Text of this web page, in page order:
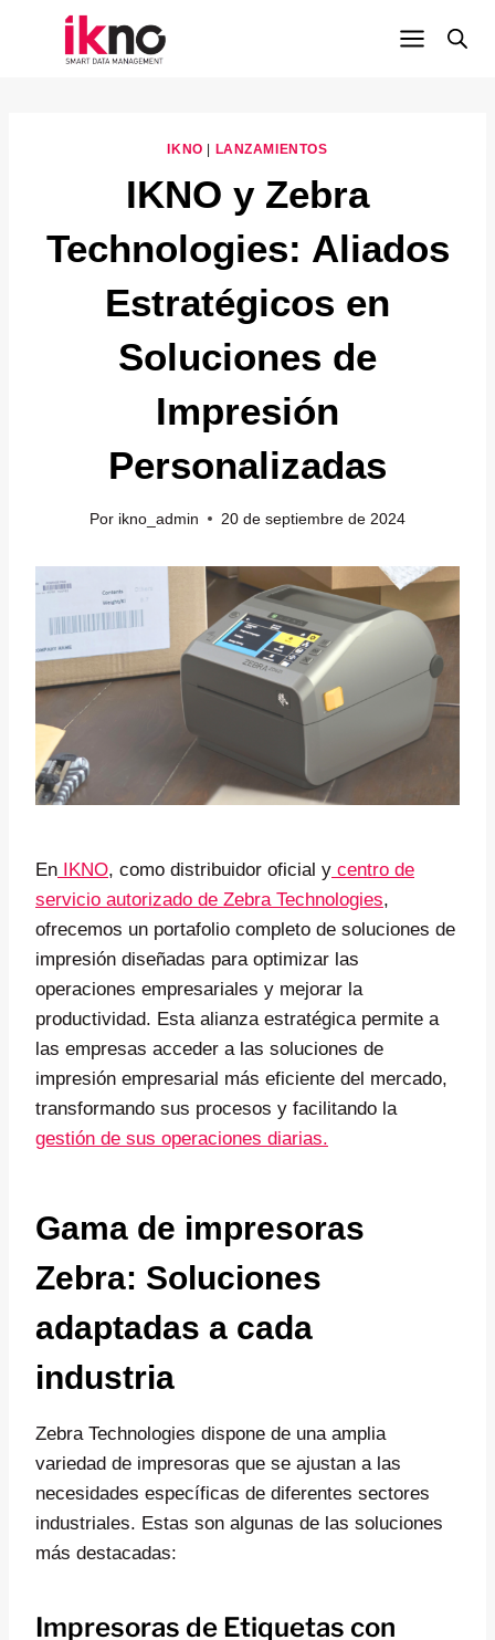
IKNO LANZAMIENTOS
IKNO y Zebra
Technologies: Aliados
Estratégicos en
Soluciones de
Impresión
Personalizadas
Por ikno_admin 20 de septiembre de 2024
En IKNO, como distribuidor oficial y centro de
servicio autorizado de Zebra Technologies,
ofrecemos un portafolio completo de soluciones de
impresión diseñadas para optimizar las
operaciones empresariales y mejorar la
productividad. Esta alianza estratégica permite a
las empresas acceder a las soluciones de
impresión empresarial más eficiente del mercado,
transformando sus procesos y facilitando la
gestión de sus operaciones diarias.
Gama de impresoras
Zebra: Soluciones
adaptadas a cada
industria
Zebra Technologies dispone de una amplia
variedad de impresoras que se ajustan a las
necesidades específicas de diferentes sectores
industriales. Estas son algunas de las soluciones
más destacadas:
Impresoras de Etiquetas con